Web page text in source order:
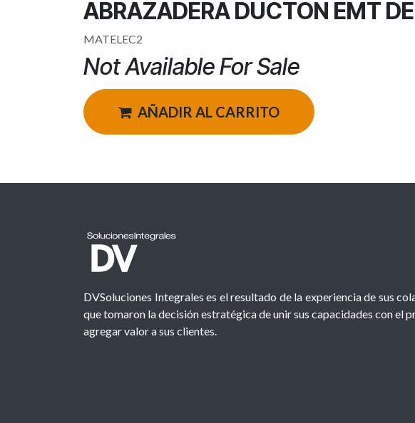
ABRAZADERA DUCTON EMT
MATELEC2
Not Available For Sale
AÑADIR AL CARRITO
DVSoluciones Integrales es el resultado de la experiencia de sus
que tomaron la decisión estratégica de unir sus capacidades con el
agregar valor a sus clientes.